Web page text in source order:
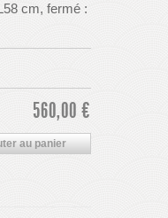
cm, fermé :
560,00 €
au panier